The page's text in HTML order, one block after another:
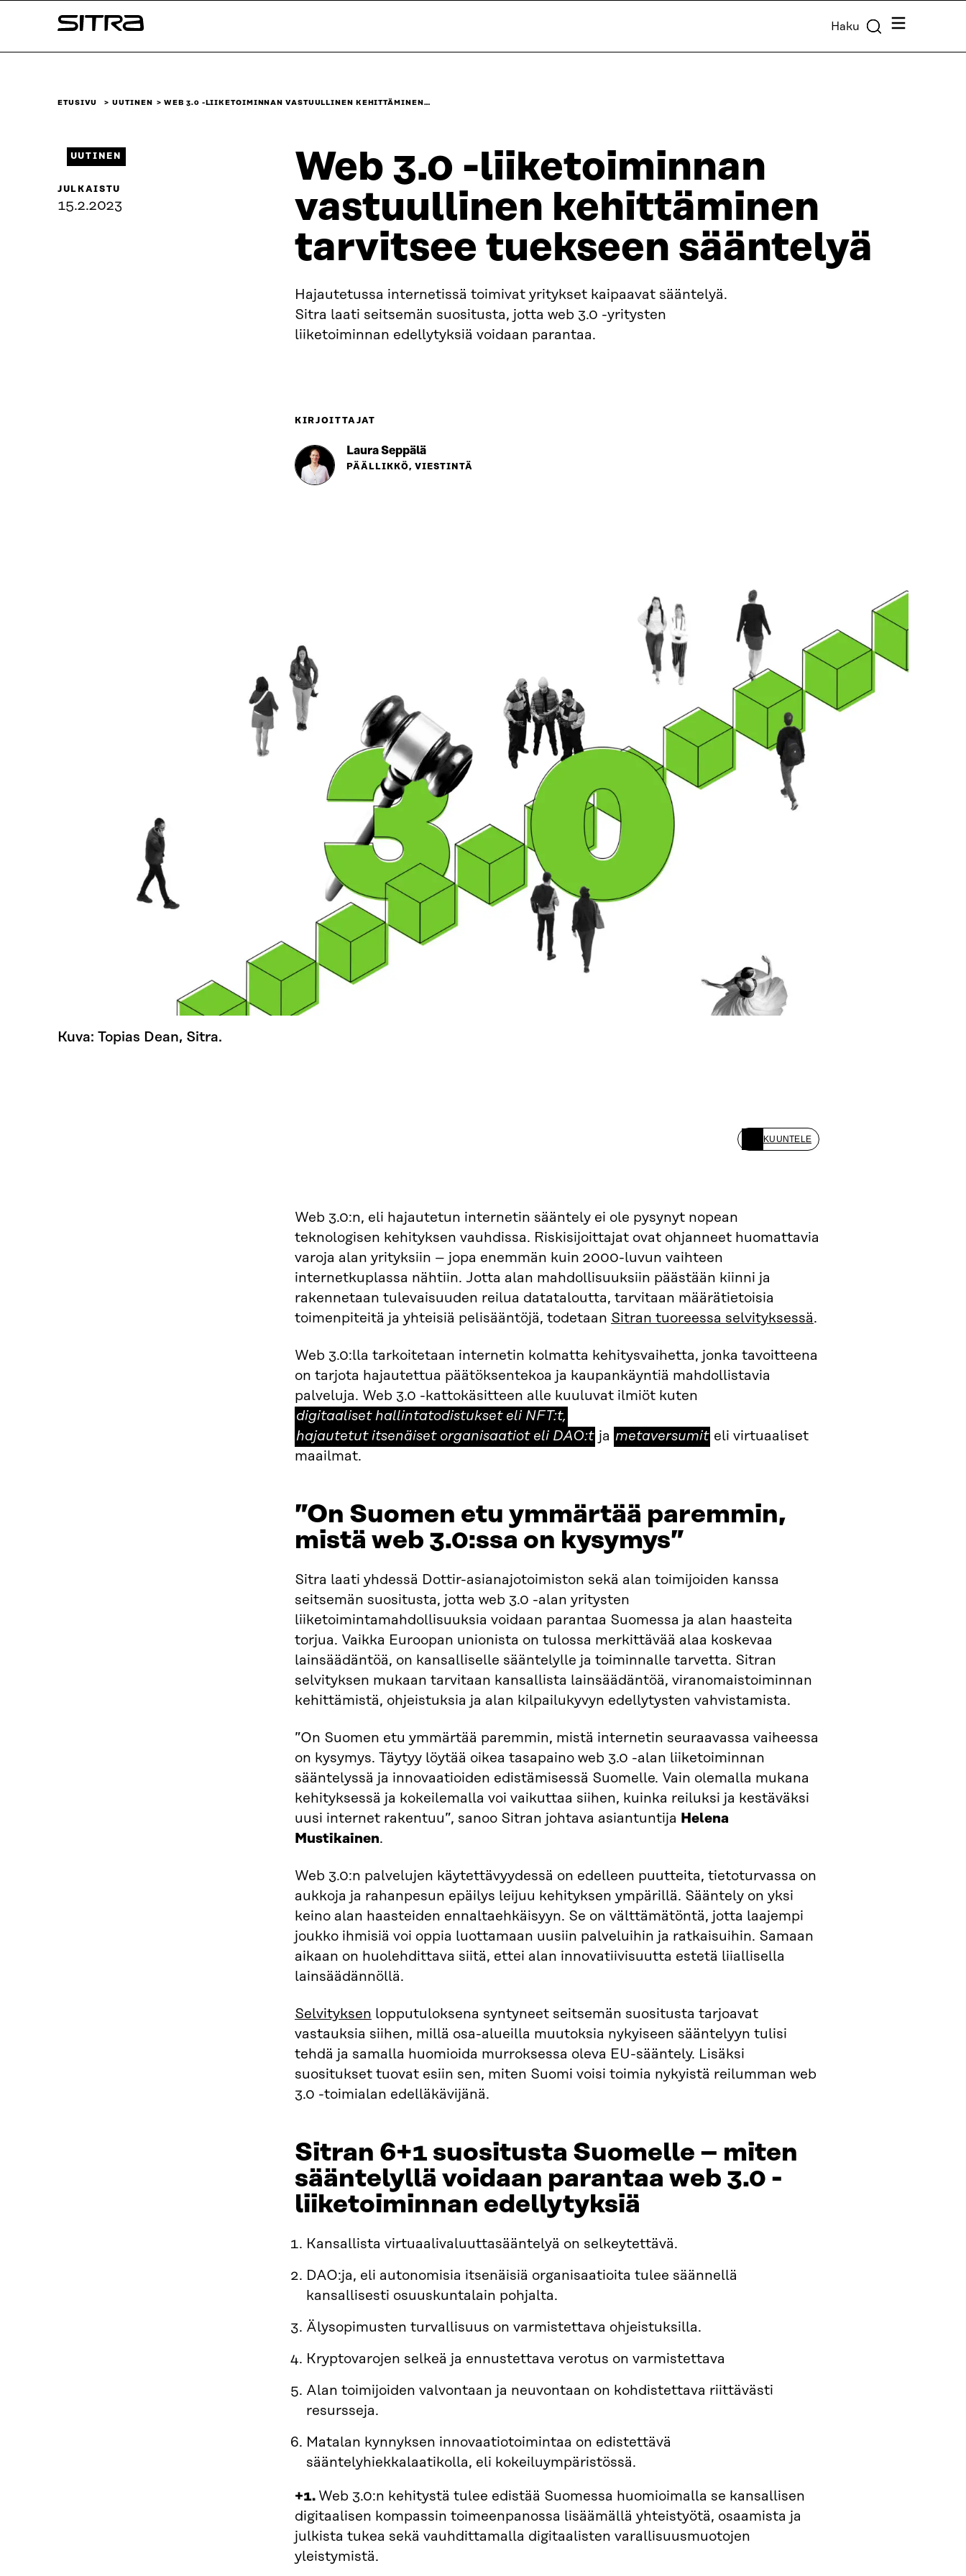
sisältöön
Sitra Haku Valikko
ETUSIVU UUTINEN WEB 3.0 -LIIKETOIMINNAN VASTUULLINEN KEHITTÄMINEN…
Web 3.0 -liiketoiminnan
vastuullinen kehittäminen
tarvitsee tuekseen sääntelyä
Hajautetussa internetissä toimivat yritykset kaipaavat sääntelyä.
Sitra laati seitsemän suositusta, jotta web 3.0 -yritysten
liiketoiminnan edellytyksiä voidaan parantaa.
UUTINEN
JULKAISTU
15.2.2023
KIRJOITTAJAT
Laura Seppälä
PÄÄLLIKKÖ, VIESTINTÄ
Kuva: Topias Dean, Sitra.
KUUNTELE
Web 3.0:n, eli hajautetun internetin sääntely ei ole pysynyt nopean
teknologisen kehityksen vauhdissa. Riskisijoittajat ovat ohjanneet huomattavia
varoja alan yrityksiin – jopa enemmän kuin 2000-luvun vaihteen
internetkuplassa nähtiin. Jotta alan mahdollisuuksiin päästään kiinni ja
rakennetaan tulevaisuuden reilua datataloutta, tarvitaan määrätietoisia
toimenpiteitä ja yhteisiä pelisääntöjä, todetaan Sitran tuoreessa selvityksessä.
Web 3.0:lla tarkoitetaan internetin kolmatta kehitysvaihetta, jonka tavoitteena
on tarjota hajautettua päätöksentekoa ja kaupankäyntiä mahdollistavia
palveluja. Web 3.0 -kattokäsitteen alle kuuluvat ilmiöt kuten
eli
digitaaliset hallintatodistukset eli NFT:t,
itsenäiset
hajautetut itsenäiset organisaatiot eli DAO:t ja metaversumit
metaversumit eli virtuaaliset
maailmat.
”On Suomen etu ymmärtää paremmin,
mistä web 3.0:ssa on kysymys”
Sitra laati yhdessä Dottir-asianajotoimiston sekä alan toimijoiden kanssa
seitsemän suositusta, jotta web 3.0 -alan yritysten
liiketoimintamahdollisuuksia voidaan parantaa Suomessa ja alan haasteita
torjua. Vaikka Euroopan unionista on tulossa merkittävää alaa koskevaa
lainsäädäntöä, on kansalliselle sääntelylle ja toiminnalle tarvetta. Sitran
selvityksen mukaan tarvitaan kansallista lainsäädäntöä, viranomaistoiminnan
kehittämistä, ohjeistuksia ja alan kilpailukyvyn edellytysten vahvistamista.
”On Suomen etu ymmärtää paremmin, mistä internetin seuraavassa vaiheessa
on kysymys. Täytyy löytää oikea tasapaino web 3.0 -alan liiketoiminnan
sääntelyssä ja innovaatioiden edistämisessä Suomelle. Vain olemalla mukana
kehityksessä ja kokeilemalla voi vaikuttaa siihen, kuinka reiluksi ja kestäväksi
uusi internet rakentuu”, sanoo Sitran johtava asiantuntija Helena
Mustikainen.
Web 3.0:n palvelujen käytettävyydessä on edelleen puutteita, tietoturvassa on
aukkoja ja rahanpesun epäilys leijuu kehityksen ympärillä. Sääntely on yksi
keino alan haasteiden ennaltaehkäisyyn. Se on välttämätöntä, jotta laajempi
joukko ihmisiä voi oppia luottamaan uusiin palveluihin ja ratkaisuihin. Samaan
aikaan on huolehdittava siitä, ettei alan innovatiivisuutta estetä liiallisella
lainsäädännöllä.
Selvityksen lopputuloksena syntyneet seitsemän suositusta tarjoavat
vastauksia siihen, millä osa-alueilla muutoksia nykyiseen sääntelyyn tulisi
tehdä ja samalla huomioida murroksessa oleva EU-sääntely. Lisäksi
suositukset tuovat esiin sen, miten Suomi voisi toimia nykyistä reilumman web
3.0 -toimialan edelläkävijänä.
Sitran 6+1 suositusta Suomelle – miten
sääntelyllä voidaan parantaa web 3.0 -
liiketoiminnan edellytyksiä
Kansallista virtuaalivaluuttasääntelyä on selkeytettävä.
DAO:ja, eli autonomisia itsenäisiä organisaatioita tulee säännellä
kansallisesti osuuskuntalain pohjalta.
Älysopimusten turvallisuus on varmistettava ohjeistuksilla.
Kryptovarojen selkeä ja ennustettava verotus on varmistettava
Alan toimijoiden valvontaan ja neuvontaan on kohdistettava riittävästi
resursseja.
Matalan kynnyksen innovaatiotoimintaa on edistettävä
sääntelyhiekkalaatikolla, eli kokeiluympäristössä.
+1. Web 3.0:n kehitystä tulee edistää Suomessa huomioimalla se kansallisen
digitaalisen kompassin toimeenpanossa lisäämällä yhteistyötä, osaamista ja
julkista tukea sekä vauhdittamalla digitaalisten varallisuusmuotojen
yleistymistä.